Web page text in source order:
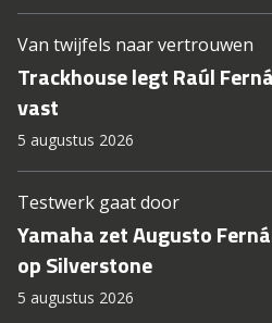
Van twijfels naar vertrouwen
Trackhouse legt Raúl
vast
5 augustus 2026
Testwerk gaat door
Yamaha zet Augusto
op Silverstone
5 augustus 2026